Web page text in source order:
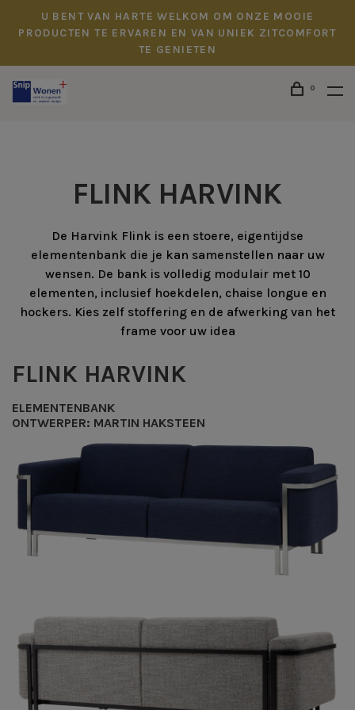
U BENT VAN HARTE WELKOM OM ONZE MOOIE
PRODUCTEN TE ERVAREN EN VAN UNIEK ZITCOMFORT
TE GENIETEN
0
FLINK HARVINK
De Harvink Flink is een stoere, eigentijdse
elementenbank die je kan samenstellen naar uw
wensen. De bank is volledig modulair met 10
elementen, inclusief hoekdelen, chaise longue en
hockers. Kies zelf stoffering en de afwerking van het
frame voor uw idea
FLINK HARVINK
ELEMENTENBANK
ONTWERPER: MARTIN HAKSTEEN